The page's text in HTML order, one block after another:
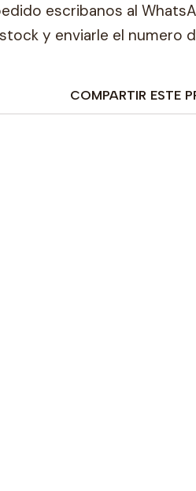
escribanos al
y enviarle el numero
COMPARTIR ESTE